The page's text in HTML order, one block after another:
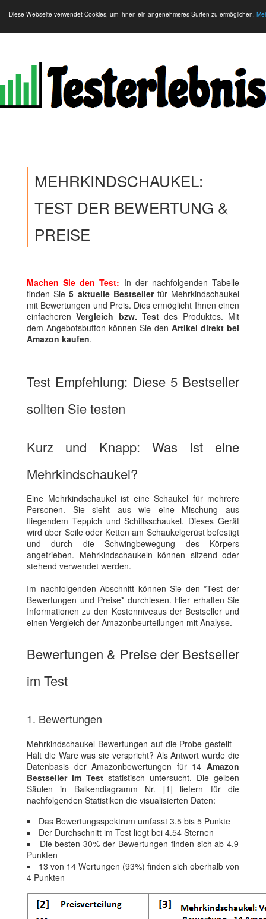
Diese Webseite verwendet Cookies, um Ihnen ein angenehmeres Surfen zu ermöglichen.
MEHRKINDSCHAUKEL:
TEST DER BEWERTUNG &
PREISE
Machen Sie den Test: In der nachfolgenden Tabelle
finden Sie 5 aktuelle Bestsellerfür Mehrkindschaukel
mit Bewertungen und Preis. Dies ermöglicht Ihnen einen
einfacherenVergleich bzw. Test des Produktes. Mit
dem Angebotsbutton können Sie den Artikel direkt bei
Amazon kaufen.
Test Empfehlung: Diese 5 Bestseller
sollten Sie testen
Kurz und Knapp: Was ist eine
Mehrkindschaukel?
Eine Mehrkindschaukel ist eine Schaukel für mehrere
Personen. Sie sieht aus wie eine Mischung aus
fliegendem Teppich und Schiffsschaukel. Dieses Gerät
wird über Seile oder Ketten am Schaukelgerüst befestigt
und durch die Schwingbewegung des Körpers
angetrieben. Mehrkindschaukeln können sitzend oder
stehend verwendet werden.
Im nachfolgenden Abschnitt können Sie den *Test der
Bewertungen und Preise* durchlesen. Hier erhalten Sie
Informationen zu den Kostenniveaus der Bestseller und
einen Vergleich der Amazonbeurteilungen mit Analyse.
Bewertungen & Preise der Bestseller
im Test
1. Bewertungen
Mehrkindschaukel-Bewertungen auf die Probe gestellt –
Hält die Ware was sie verspricht? Als Antwort wurde die
Datenbasis der Amazonbewertungen für 14 Amazon
Bestseller im Test statistisch untersucht. Die gelben
Säulen in Balkendiagramm Nr. [1] liefern für die
nachfolgenden Statistiken die visualisierten Daten:
Das Bewertungsspektrum umfasst 3.5 bis 5 Punkte
Der Durchschnitt im Test liegt bei 4.54 Sternen
Die besten 30% der Bewertungen finden sich ab 4.9
Punkten
13 von 14 Wertungen (93%) finden sich oberhalb von
4 Punkten